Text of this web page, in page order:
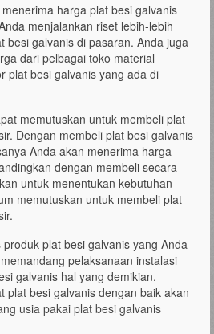
harga plat besi galvanis
menjalankan riset lebih-lebih
besi galvanis di pasaran. Anda juga
dari pelbagai toko material
plat besi galvanis yang ada di
memutuskan untuk membeli plat
Dengan membeli plat besi galvanis
Anda akan menerima harga
dengan membeli secara
untuk menentukan kebutuhan
memutuskan untuk membeli plat
plat besi galvanis yang Anda
pelaksanaan instalasi
galvanis hal yang demikian.
plat besi galvanis dengan baik akan
usia pakai plat besi galvanis